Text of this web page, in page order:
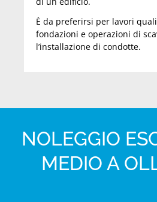
È da preferirsi per lavori
fondazioni e operazioni di
l’installazione di condotte.
NOLEGGIO
MEDIO A